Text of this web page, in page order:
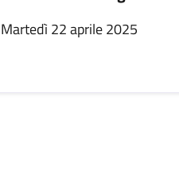
Martedì 22 aprile 2025